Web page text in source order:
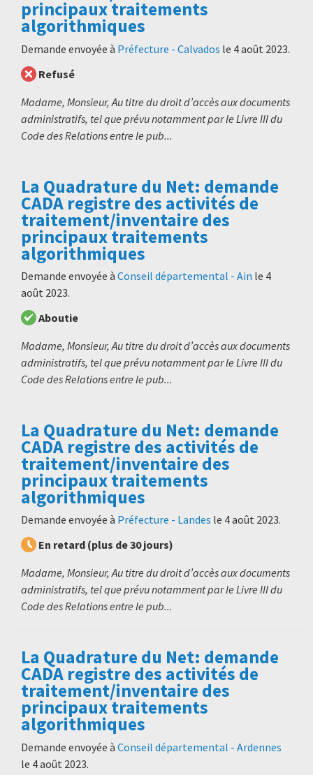
principaux traitements
algorithmiques
Demande envoyée à Préfecture - Calvados le 4 août 2023.
Refusé
Madame, Monsieur, Au titre du droit d’accès aux documents
administratifs, tel que prévu notamment par le Livre III du
Code des Relations entre le pub...
La Quadrature du Net: demande
CADA registre des activités de
traitement/inventaire des
principaux traitements
algorithmiques
Demande envoyée à Conseil départemental - Ain le 4
août 2023.
Aboutie
Madame, Monsieur, Au titre du droit d’accès aux documents
administratifs, tel que prévu notamment par le Livre III du
Code des Relations entre le pub...
La Quadrature du Net: demande
CADA registre des activités de
traitement/inventaire des
principaux traitements
algorithmiques
Demande envoyée à Préfecture - Landes le 4 août 2023.
En retard (plus de 30 jours)
Madame, Monsieur, Au titre du droit d’accès aux documents
administratifs, tel que prévu notamment par le Livre III du
Code des Relations entre le pub...
La Quadrature du Net: demande
CADA registre des activités de
traitement/inventaire des
principaux traitements
algorithmiques
Demande envoyée à Conseil départemental - Ardennes
le 4 août 2023.